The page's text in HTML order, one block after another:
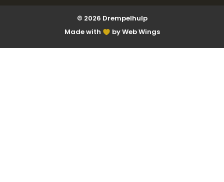
© 2026 Drempelhulp
Made with
by Web Wings